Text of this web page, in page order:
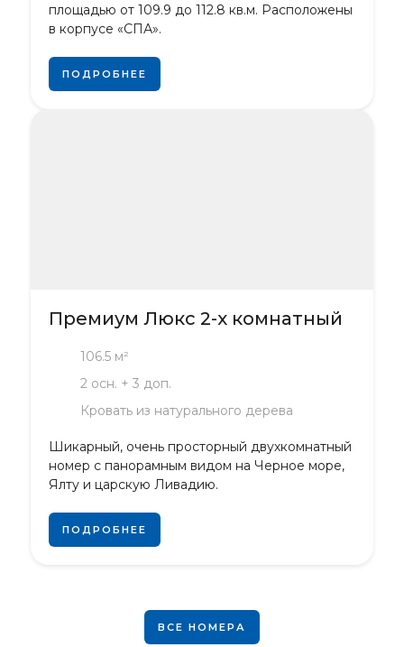
площадью от 109.9 до 112.8 кв.м. Расположены
в корпусе «СПА».
ПОДРОБНЕЕ
Премиум Люкс 2-х комнатный
106.5 м²
2 осн. + 3 доп.
Кровать из натурального дерева
Шикарный, очень просторный двухкомнатный
номер с панорамным видом на Черное море,
Ялту и царскую Ливадию.
ПОДРОБНЕЕ
ВСЕ НОМЕРА